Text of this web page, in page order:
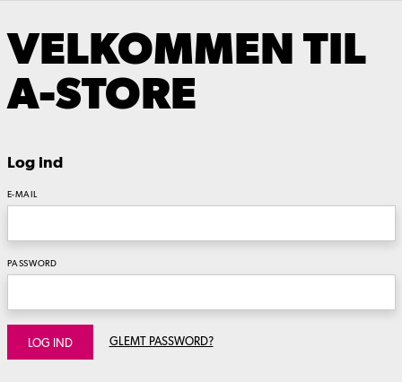
VELKOMMEN TIL
A-STORE
Log ind
E-MAIL
PASSWORD
LOG IND GLEMT PASSWORD?